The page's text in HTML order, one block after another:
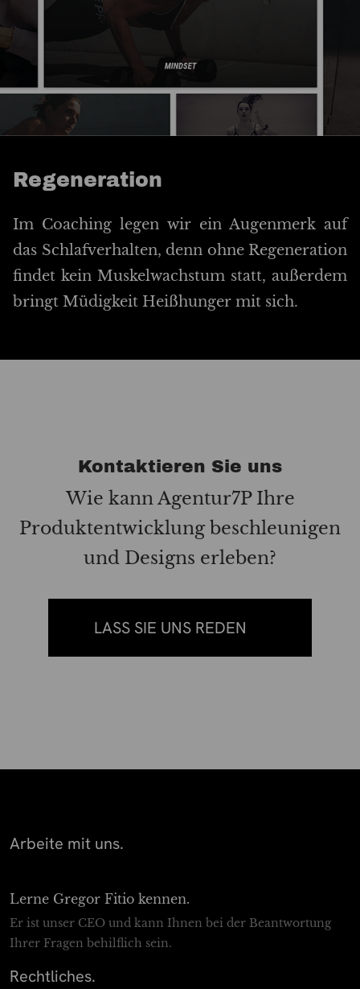
Regeneration
Im Coaching legen wir ein Augenmerk auf
das Schlafverhalten, denn ohne Regeneration
findet kein Muskelwachstum statt, außerdem
bringt Müdigkeit Heißhunger mit sich.
Kontaktieren Sie uns
Wie kann Agentur7P Ihre
Produktentwicklung beschleunigen
und Designs erleben?
LASS SIE UNS REDEN
Arbeite mit uns.
Lerne Gregor Fitio kennen.
Er ist unser CEO und kann Ihnen bei der Beantwortung
Ihrer Fragen behilflich sein.
Rechtliches.